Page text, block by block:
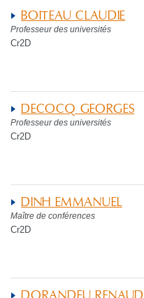
BOITEAU CLAUDIE
Professeur des universités
Cr2D
DECOCQ GEORGES
Professeur des universités
Cr2D
DINH EMMANUEL
Maître de conférences
Cr2D